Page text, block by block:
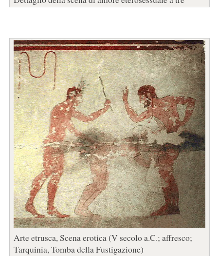
Arte etrusca, Scena erotica (V secolo a.C.; affresco;
Tarquinia, Tomba della Fustigazione)